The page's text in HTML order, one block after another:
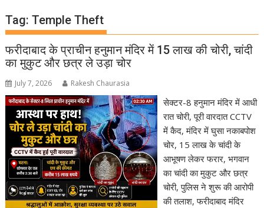
Tag:Temple Theft
फरीदाबाद के प्राचीन हनुमान मंदिर में 15 लाख की चोरी, चांदी
का मुकुट और छत्र ले उड़ा चोर
July 7, 2026 Rakesh Chaurasia
सेक्टर-8 हनुमान मंदिर में आधी
रात चोरी, पूरी वारदात CCTV
में कैद, मंदिर में घुसा नकाबपोश
चोर, 15 लाख के चांदी के
आभूषण लेकर फरार, भगवान
का चांदी का मुकुट और छत्र
चोरी, पुलिस ने शुरू की आरोपी
की तलाश, फरीदाबाद मंदिर